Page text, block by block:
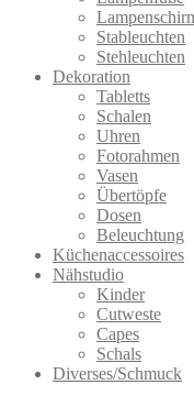
Stableuchten
Stehleuchten
Dekoration
Tabletts
Schalen
Uhren
Fotorahmen
Vasen
Übertöpfe
Dosen
Beleuchtung
Küchenaccessoires
Nähstudio
Kinder
Cutweste
Capes
Schals
Diverses/Schmuck